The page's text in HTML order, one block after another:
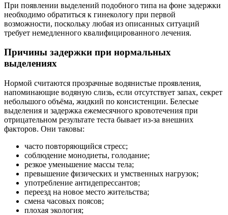
При появлении выделений подобного типа на фоне задержки
необходимо обратиться к гинекологу при первой
возможности, поскольку любая из описанных ситуаций
требует немедленного квалифицированного лечения.
Причины задержки при нормальных
выделениях
Нормой считаются прозрачные водянистые проявления,
напоминающие водяную слизь, если отсутствует запах, секрет
небольшого объёма, жидкий по консистенции. Белесые
выделения и задержка ежемесячного кровотечения при
отрицательном результате теста бывает из-за внешних
факторов. Они таковы:
часто повторяющийся стресс;
соблюдение монодиеты, голодание;
резкое уменьшение массы тела;
превышение физических и умственных нагрузок;
употребление антидепрессантов;
переезд на новое место жительства;
смена часовых поясов;
плохая экология;